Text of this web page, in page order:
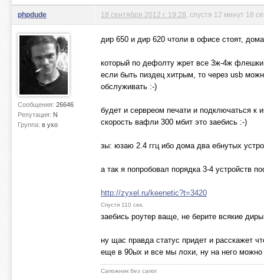
phpdude
Сообщения: 26646
Репутация: N
Группа: в ухо
18 сентября 2012 г. 19:28 , спустя 12 минут 18
дир 650 и дир 620 чтоли в офисе стоят,
который по дефолту жрет все 3ж-4ж
если быть пиздец хитрым, то через usb
обслуживать :-)
будет и сервреом печати и подключаться
скорость вафли 300 мбит это заебись :-)
зы: юзаю 2.4 ггц ибо дома два ебнутых
а так я попробовал порядка 3-4 устройств
http://zyxel.ru/keenetic?t=3420
Спустя 110 сек.
заебись роутер ваще, не берите всякие
ну щас правда статус придет и расскажет
еще в 90ых и все мы лохи, ну на него можно
Сапожник без сапог